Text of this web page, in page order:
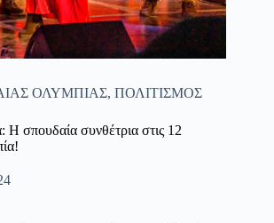
ΟΛΥΜΠΙΑΣ, ΠΟΛΙΤΙΣΜΟΣ
Η σπουδαία συνθέτρια στις 12